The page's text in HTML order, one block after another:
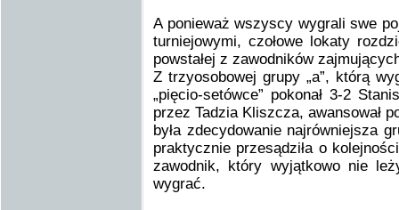
A ponieważ wszyscy wygrali swe
turniejowymi, czołowe lokaty
powstałej z zawodników
Z trzyosobowej grupy „a”, którą
„pięcio-setówce” pokonał 3-2
przez Tadzia Kliszcza, awansował
była zdecydowanie najrówniejsza
praktycznie przesądziła o
zawodnik, który wyjątkowo nie
wygrać.